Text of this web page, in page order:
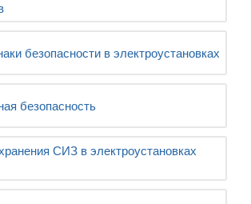
безопасности в электроустановках
безопасность
СИЗ в электроустановках